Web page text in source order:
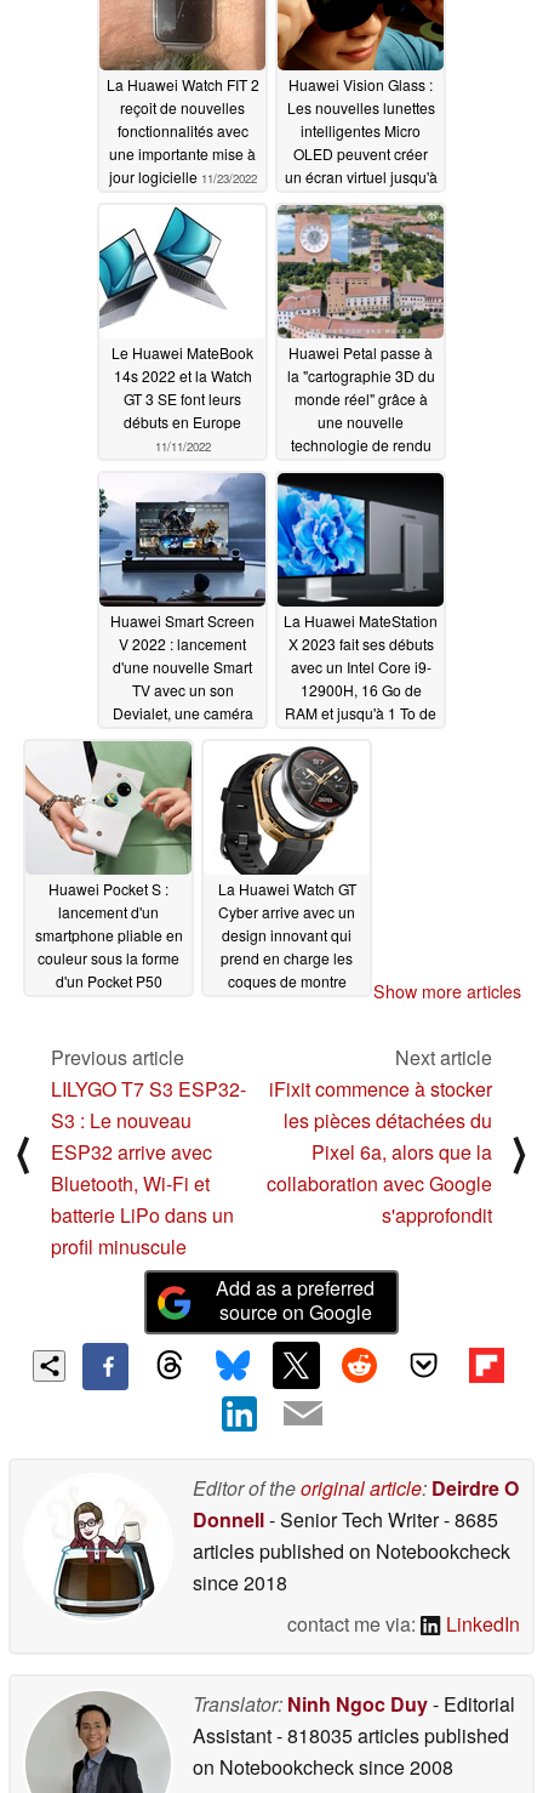
La Huawei Watch FIT 2
reçoit de nouvelles
fonctionnalités avec
une importante mise à
jour logicielle 11/23/2022
Huawei Vision Glass :
Les nouvelles lunettes
intelligentes Micro
OLED peuvent créer
un écran virtuel jusqu'à
120 pouces11/22/2022
Le Huawei MateBook
14s 2022 et la Watch
GT 3 SE font leurs
débuts en Europe
11/11/2022
Huawei Petal passe à
la "cartographie 3D du
monde réel" grâce à
une nouvelle
technologie de rendu
11/07/2022
Huawei Smart Screen
V 2022 : lancement
d'une nouvelle Smart
TV avec un son
Devialet, une caméra
amovible et des
composants internes
plus puissants
11/03/2022
La Huawei MateStation
X 2023 fait ses débuts
avec un Intel Core i9-
12900H, 16 Go de
RAM et jusqu'à 1 To de
Huawei Pocket S :
lancement d'un
smartphone pliable en
couleur sous la forme
d'un Pocket P50
La Huawei Watch GT
Cyber arrive avec un
design innovant qui
prend en charge les
coques de montre
Show more articles
⟨
Previous article
LILYGO T7 S3 ESP32-
S3 : Le nouveau
ESP32 arrive avec
Bluetooth, Wi-Fi et
batterie LiPo dans un
profil minuscule
Next article
iFixit commence à stocker
les pièces détachées du
Pixel 6a, alors que la
collaboration avec Google
s'approfondit
⟩
Add as a preferred
source on Google
Editor of theoriginal article: Deirdre O
Donnell- Senior Tech Writer- 8685
articles published on Notebookcheck
since 2018
contact me via:
LinkedIn
Translator: Ninh Ngoc Duy- Editorial
Assistant- 818035 articles published
on Notebookchecksince 2008